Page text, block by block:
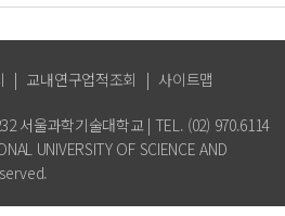
| 교내연구업적조회 | 사이트맵
서울과학기술대학교 | TEL. (02) 970.6114
UNIVERSITY OF SCIENCE AND